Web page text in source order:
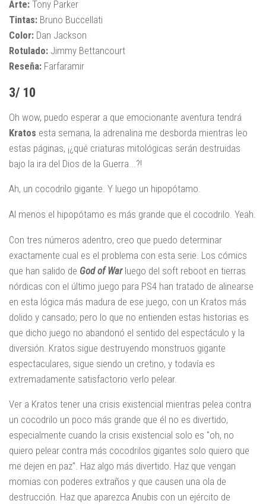
Arte: Tony Parker
Tintas: Bruno Buccellati
Color: Dan Jackson
Rotulado: Jimmy Bettancourt
Reseña: Farfaramir
3/ 10
Oh wow, puedo esperar a que emocionante aventura tendrá
Kratos esta semana, la adrenalina me desborda mientras leo
estas páginas, ¡¿qué criaturas mitológicas serán destruidas
bajo la ira del Dios de la Guerra...?!
Ah, un cocodrilo gigante. Y luego un hipopótamo.
Al menos el hipopótamo es más grande que el cocodrilo. Yeah.
Con tres números adentro, creo que puedo determinar
exactamente cual es el problema con esta serie. Los cómics
que han salido de God of Warluego del soft reboot en tierras
nórdicas con el último juego para PS4 han tratado de alinearse
en esta lógica más madura de ese juego, con un Kratos más
dolido y cansado; pero lo que no entienden estas historias es
que dicho juego no abandonó el sentido del espectáculo y la
diversión. Kratos sigue destruyendo monstruos gigante
espectaculares, sigue siendo un cretino, y todavía es
extremadamente satisfactorio verlo pelear.
Ver a Kratos tener una crisis existencial mientras pelea contra
un cocodrilo un poco más grande que él no es divertido,
especialmente cuando la crisis existencial solo es "oh, no
quiero pelear contra más cocodrilos gigantes solo quiero que
me dejen en paz". Haz algo más divertido. Haz que vengan
momias con poderes extraños y que causen una ola de
destrucción. Haz que aparezca Anubis con un ejército de